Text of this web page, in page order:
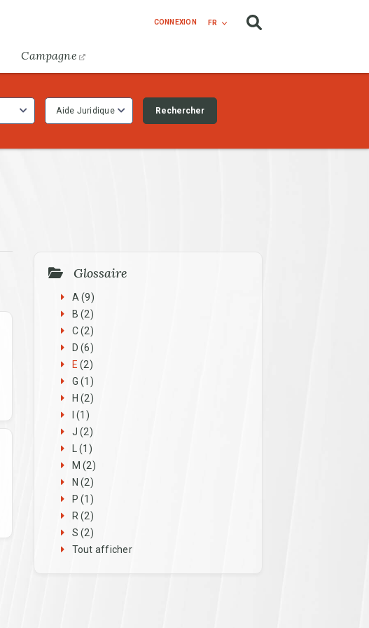
Campagne
CONNEXION FR
Aide Juridique Rechercher
Glossaire
A (9)
B (2)
C(2)
D (6)
E (2)
G (1)
H (2)
(1)
J (2)
(1)
M (2)
N (2)
P (1)
R (2)
S (2)
Tout afficher